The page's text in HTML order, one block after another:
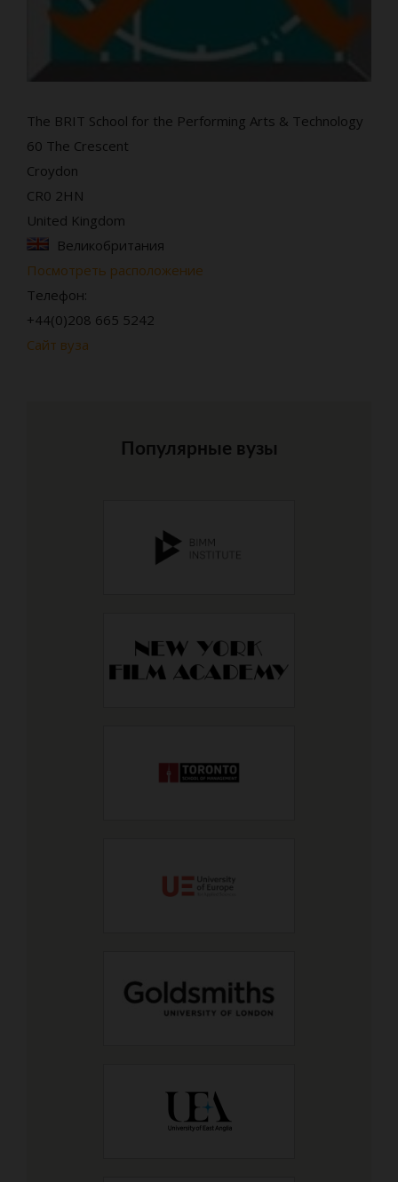
The BRIT School for the Performing Arts & Technology
60 The Crescent
Croydon
CR0 2HN
United Kingdom
Великобритания
Посмотреть расположение
Телефон:
+44(0)208 665 5242
Сайт вуза
Популярные вузы